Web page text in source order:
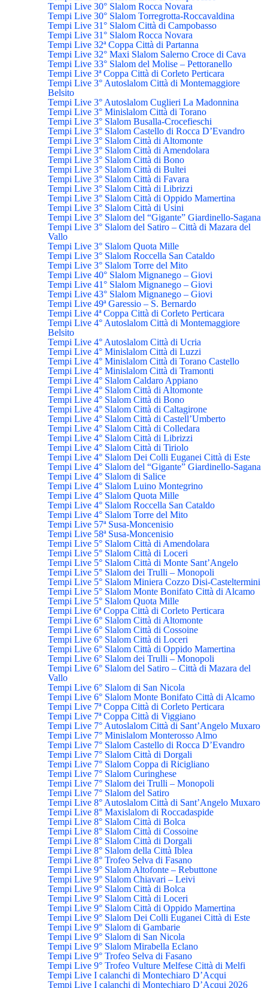
Tempi Live 30° Slalom Rocca Novara
Tempi Live 30° Slalom Torregrotta-Roccavaldina
Tempi Live 31° Slalom Città di Campobasso
Tempi Live 31° Slalom Rocca Novara
Tempi Live 32ª Coppa Città di Partanna
Tempi Live 32° Maxi Slalom Salerno Croce di Cava
Tempi Live 33° Slalom del Molise – Pettoranello
Tempi Live 3ª Coppa Città di Corleto Perticara
Tempi Live 3° Autoslalom Città di Montemaggiore
Belsito
Tempi Live 3° Autoslalom Cuglieri La Madonnina
Tempi Live 3° Minislalom Città di Torano
Tempi Live 3° Slalom Busalla-Crocefieschi
Tempi Live 3° Slalom Castello di Rocca D’Evandro
Tempi Live 3° Slalom Città di Altomonte
Tempi Live 3° Slalom Città di Amendolara
Tempi Live 3° Slalom Città di Bono
Tempi Live 3° Slalom Città di Bultei
Tempi Live 3° Slalom Città di Favara
Tempi Live 3° Slalom Città di Librizzi
Tempi Live 3° Slalom Città di Oppido Mamertina
Tempi Live 3° Slalom Città di Usini
Tempi Live 3° Slalom del “Gigante” Giardinello-Sagana
Tempi Live 3° Slalom del Satiro – Città di Mazara del
Vallo
Tempi Live 3° Slalom Quota Mille
Tempi Live 3° Slalom Roccella San Cataldo
Tempi Live 3° Slalom Torre del Mito
Tempi Live 40° Slalom Mignanego – Giovi
Tempi Live 41° Slalom Mignanego – Giovi
Tempi Live 43° Slalom Mignanego – Giovi
Tempi Live 49ª Garessio – S. Bernardo
Tempi Live 4ª Coppa Città di Corleto Perticara
Tempi Live 4° Autoslalom Città di Montemaggiore
Belsito
Tempi Live 4° Autoslalom Città di Ucria
Tempi Live 4° Minislalom Città di Luzzi
Tempi Live 4° Minislalom Città di Torano Castello
Tempi Live 4° Minislalom Città di Tramonti
Tempi Live 4° Slalom Caldaro Appiano
Tempi Live 4° Slalom Città di Altomonte
Tempi Live 4° Slalom Città di Bono
Tempi Live 4° Slalom Città di Caltagirone
Tempi Live 4° Slalom Città di Castell’Umberto
Tempi Live 4° Slalom Città di Colledara
Tempi Live 4° Slalom Città di Librizzi
Tempi Live 4° Slalom Città di Tiriolo
Tempi Live 4° Slalom Dei Colli Euganei Città di Este
Tempi Live 4° Slalom del “Gigante” Giardinello-Sagana
Tempi Live 4° Slalom di Salice
Tempi Live 4° Slalom Luino Montegrino
Tempi Live 4° Slalom Quota Mille
Tempi Live 4° Slalom Roccella San Cataldo
Tempi Live 4° Slalom Torre del Mito
Tempi Live 57ª Susa-Moncenisio
Tempi Live 58ª Susa-Moncenisio
Tempi Live 5° Slalom Città di Amendolara
Tempi Live 5° Slalom Città di Loceri
Tempi Live 5° Slalom Città di Monte Sant’Angelo
Tempi Live 5° Slalom dei Trulli – Monopoli
Tempi Live 5° Slalom Miniera Cozzo Disi-Casteltermini
Tempi Live 5° Slalom Monte Bonifato Città di Alcamo
Tempi Live 5° Slalom Quota Mille
Tempi Live 6ª Coppa Città di Corleto Perticara
Tempi Live 6° Slalom Città di Altomonte
Tempi Live 6° Slalom Città di Cossoine
Tempi Live 6° Slalom Città di Loceri
Tempi Live 6° Slalom Città di Oppido Mamertina
Tempi Live 6° Slalom dei Trulli – Monopoli
Tempi Live 6° Slalom del Satiro – Città di Mazara del
Vallo
Tempi Live 6° Slalom di San Nicola
Tempi Live 6° Slalom Monte Bonifato Città di Alcamo
Tempi Live 7ª Coppa Città di Corleto Perticara
Tempi Live 7ª Coppa Città di Viggiano
Tempi Live 7° Autoslalom Città di Sant’Angelo Muxaro
Tempi Live 7° Minislalom Monterosso Almo
Tempi Live 7° Slalom Castello di Rocca D’Evandro
Tempi Live 7° Slalom Città di Dorgali
Tempi Live 7° Slalom Coppa di Ricigliano
Tempi Live 7° Slalom Curinghese
Tempi Live 7° Slalom dei Trulli – Monopoli
Tempi Live 7° Slalom del Satiro
Tempi Live 8° Autoslalom Città di Sant’Angelo Muxaro
Tempi Live 8° Maxislalom di Roccadaspide
Tempi Live 8° Slalom Città di Bolca
Tempi Live 8° Slalom Città di Cossoine
Tempi Live 8° Slalom Città di Dorgali
Tempi Live 8° Slalom della Città Iblea
Tempi Live 8° Trofeo Selva di Fasano
Tempi Live 9° Slalom Altofonte – Rebuttone
Tempi Live 9° Slalom Chiavari – Leivi
Tempi Live 9° Slalom Città di Bolca
Tempi Live 9° Slalom Città di Loceri
Tempi Live 9° Slalom Città di Oppido Mamertina
Tempi Live 9° Slalom Dei Colli Euganei Città di Este
Tempi Live 9° Slalom di Gambarie
Tempi Live 9° Slalom di San Nicola
Tempi Live 9° Slalom Mirabella Eclano
Tempi Live 9° Trofeo Selva di Fasano
Tempi Live 9° Trofeo Vulture Melfese Città di Melfi
Tempi Live I calanchi di Montechiaro D’Acqui
Tempi Live I calanchi di Montechiaro D’Acqui 2026